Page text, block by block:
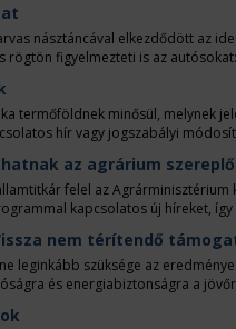
násztáncával elkezdődött az
rögtön figyelmezteti is az
termőföldnek minősül, melynek
hír vagy jogszabályi
az agrárium
felel az
kapcsolatos új híreket,
nem térítendő
leginkább szüksége az
és energiabiztonságra a